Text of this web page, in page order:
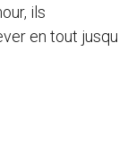
ils
en tout jusqu